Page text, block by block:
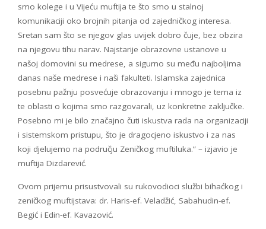
smo kolege i u Vijeću muftija te što smo u stalnoj
komunikaciji oko brojnih pitanja od zajedničkog interesa.
Sretan sam što se njegov glas uvijek dobro čuje, bez obzira
na njegovu tihu narav. Najstarije obrazovne ustanove u
našoj domovini su medrese, a sigurno su među najboljima
danas naše medrese i naši fakulteti. Islamska zajednica
posebnu pažnju posvećuje obrazovanju i mnogo je tema iz
te oblasti o kojima smo razgovarali, uz konkretne zaključke.
Posebno mi je bilo značajno čuti iskustva rada na organizaciji
i sistemskom pristupu, što je dragocjeno iskustvo i za nas
koji djelujemo na području Zeničkog muftiluka.” – izjavio je
muftija Dizdarević.
Ovom prijemu prisustvovali su rukovodioci službi bihaćkog i
zeničkog muftijstava: dr. Haris-ef. Veladžić, Sabahudin-ef.
Begić i Edin-ef. Kavazović.